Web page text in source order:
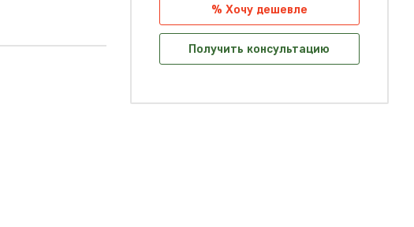
% Хочу дешевле
Получить консультацию